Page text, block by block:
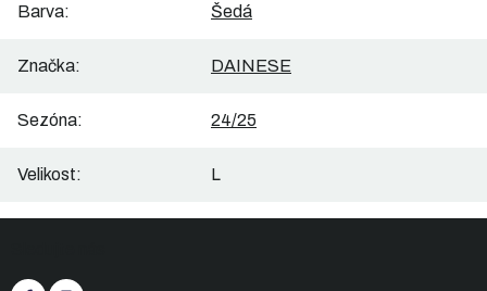
Barva: Šedá
Značka: DAINESE
Sezóna: 24/25
Velikost: L